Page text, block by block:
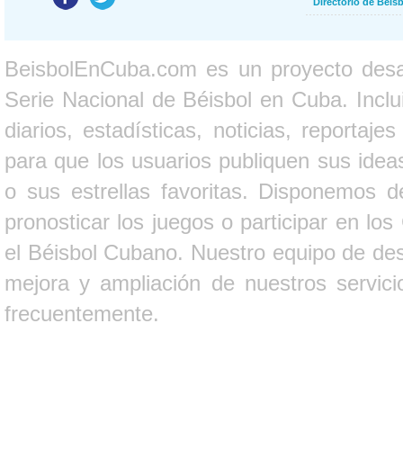
BeisbolEnCuba.com es un proyecto
Serie Nacional de Béisbol en Cuba.
diarios, estadísticas, noticias,
para que los usuarios publiquen sus
o sus estrellas favoritas. Disponemos
pronosticar los juegos o participar en
el Béisbol Cubano. Nuestro equipo de
mejora y ampliación de nuestros
frecuentemente.